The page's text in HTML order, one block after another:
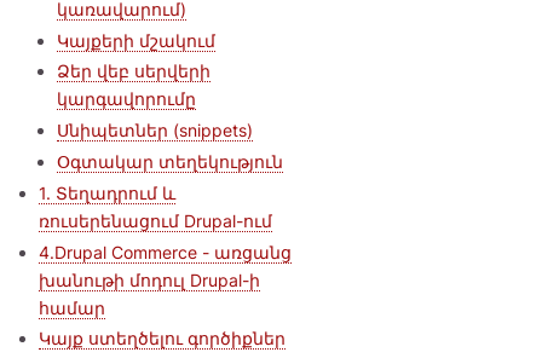
կառավարում)
Կայքերի մշակում
Ձեր վեբ սերվերի
կարգավորումը
Սնիպետներ (snippets)
Օգտակար տեղեկություն
1. Տեղադրում և
ռուսերենացում Drupal-ում
4.Drupal Commerce - առցանց
խանութի մոդուլ Drupal-ի
համար
Կայք ստեղծելու գործիքներ